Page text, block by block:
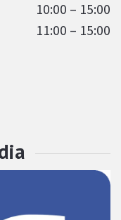
10:00 – 15:00
11:00 – 15:00